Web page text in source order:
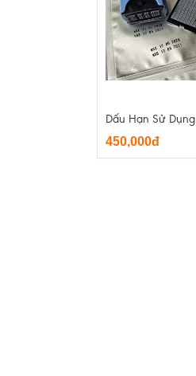
Dấu Hạn Sử Dụng
450,000đ